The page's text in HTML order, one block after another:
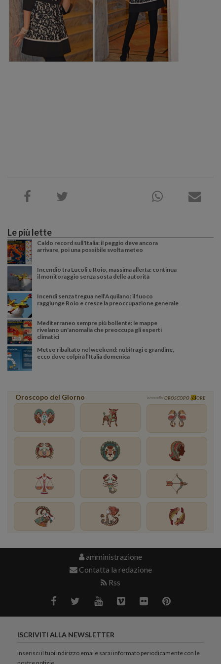
Le più lette
Caldo record sull'Italia: il peggio deve ancora
arrivare, poi una possibile svolta meteo
Incendio tra Lucoli e Roio, massima allerta: continua
il monitoraggio senza sosta delle autorità
Incendi senza tregua nell’Aquilano: il fuoco
raggiunge Roio e cresce la preoccupazione generale
Mediterraneo sempre più bollente: le mappe
rivelano un'anomalia che preoccupa gli esperti
climatici
Meteo ribaltato nel weekend: nubifragi e grandine,
ecco dove colpirà l’Italia domenica
Oroscopo del Giorno powered by OROSCOPO ORE
amministrazione
Contatta la redazione
Rss
ISCRIVITI ALLA NEWSLETTER
inserisci il tuoi indirizzo emai e sarai informato periodicamente con le